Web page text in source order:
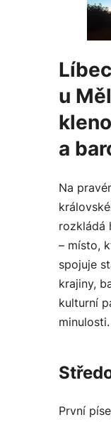
u
a
Na
rozkládá
– místo,
spojuje
krajiny,
kulturní
minulosti.
První